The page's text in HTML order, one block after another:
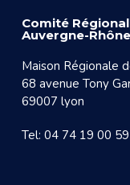
Comité
Auvergne-
Maison Régionale
68 avenue Tony
69007 lyon
Tel: 04 74 19 00 59